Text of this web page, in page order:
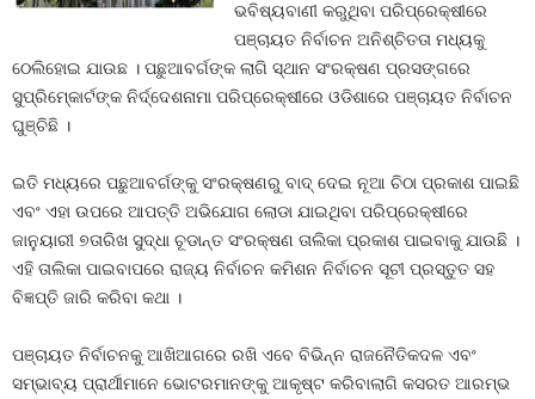
ଭବିଷ୍ୟବାଣୀ କରୁଥିବା ପରିପ୍ରେକ୍ଷୀରେ
ପଞ୍ଚାୟତ ନିର୍ବାଚନ ଅନିଶ୍ଚିତତା ମଧ୍ୟକୁ
ଠେଲିହୋଇ ଯାଉଛ । ପଛୁଆବର୍ଗଙ୍କ ଲାଗି ସ୍ଥାନ ସଂରକ୍ଷଣ ପ୍ରସଙ୍ଗରେ
ସୁପ୍ରିମ୍‍କୋର୍ଟଙ୍କ ନିର୍ଦ୍ଦେଶନାମା ପରିପ୍ରେକ୍ଷୀରେ ଓଡିଶାରେ ପଞ୍ଚାୟତ ନିର୍ବାଚନ
ଘୁଞ୍ଚିଛି ।
ଇତି ମଧ୍ୟରେ ପଛୁଆବର୍ଗଙ୍କୁ ସଂରକ୍ଷଣରୁ ବାଦ୍‍ ଦେଇ ନୂଆ ଚିଠା ପ୍ରକାଶ ପାଇଛି
ଏବଂ ଏହା ଉପରେ ଆପତ୍ତି ଅଭିଯୋଗ ଲୋଡା ଯାଇଥିବା ପରିପ୍ରେକ୍ଷୀରେ
ଜାନୁୟାରୀ ୭ତାରିଖ ସୁଦ୍ଧା ଚୂଡାନ୍ତ ସଂରକ୍ଷଣ ତାଲିକା ପ୍ରକାଶ ପାଇବାକୁ ଯାଉଛି ।
ଏହି ତାଲିକା ପାଇବାପରେ ରାଜ୍ୟ ନିର୍ବାଚନ କମିଶନ ନିର୍ବାଚନ ସୂଚୀ ପ୍ରସ୍ତୁତ ସହ
ବିଜ୍ଞପ୍ତି ଜାରି କରିବା କଥା ।
ପଞ୍ଚାୟତ ନିର୍ବାଚନକୁ ଆଖିଆଗରେ ରଖି ଏବେ ବିଭିନ୍ନ ରାଜନୈତିକଦଳ ଏବଂ
ସମ୍ଭାବ୍ୟ ପ୍ରାର୍ଥୀମାନେ ଭୋଟରମାନଙ୍କୁ ଆକୃଷ୍ଟ କରିବାଲାଗି କସରତ ଆରମ୍ଭ